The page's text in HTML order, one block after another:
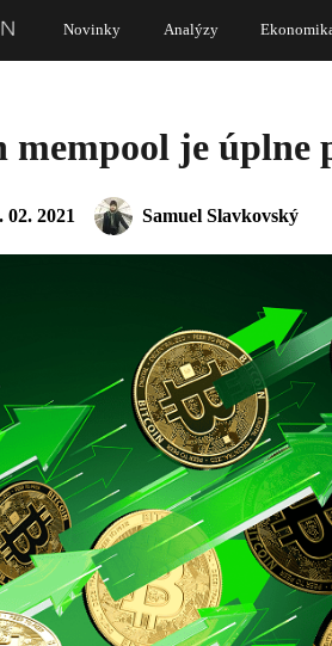
Novinky Analýzy
mempool je úplne
02. 2021 Samuel Slavkovský